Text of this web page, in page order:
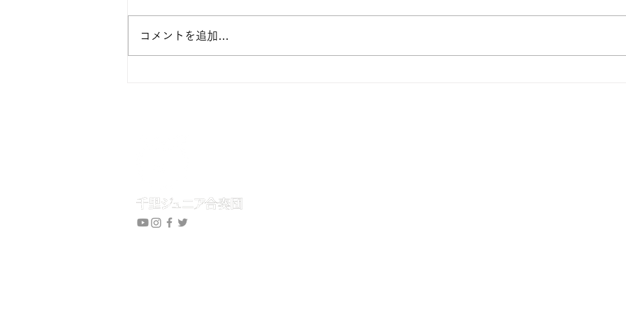
ール) 7/18土 通常通り小野原図
書館 7/25 土 通常通り になりま
します。
コメントを追加…